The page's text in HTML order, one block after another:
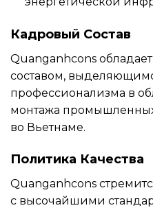
Кадровый Состав
Quanganhcons
составом,
профессионализма в
монтажа
во Вьетнаме.
Политика Качества
Quanganhcons
с высочайшими